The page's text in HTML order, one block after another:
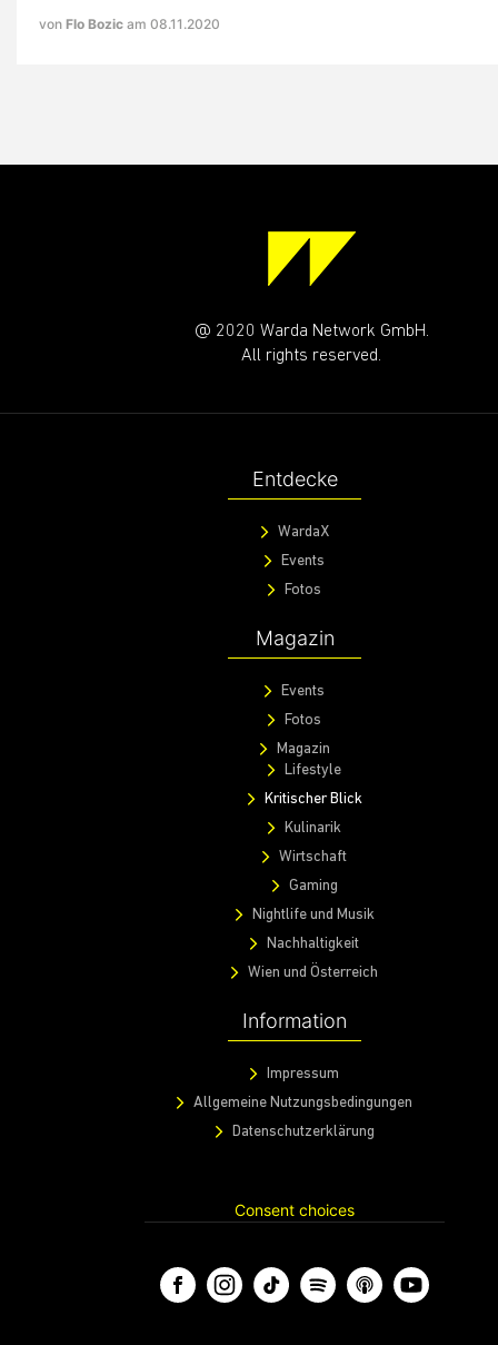
von Flo Bozic am 08.11.2020
@ 2020 Warda Network GmbH.
All rights reserved.
Entdecke
WardaX
Events
Fotos
Magazin
Events
Fotos
Magazin
Lifestyle
Kritischer Blick
Kulinarik
Wirtschaft
Gaming
Nightlife und Musik
Nachhaltigkeit
Wien und Österreich
Information
Impressum
Allgemeine Nutzungsbedingungen
Datenschutzerklärung
Consent choices